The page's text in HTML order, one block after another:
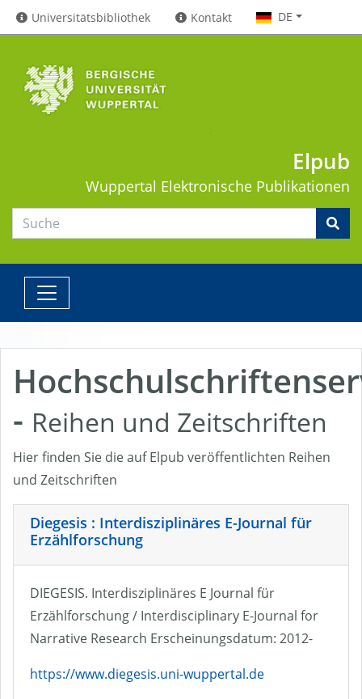
Universitätsbibliothek Kontakt DE
Elpub
Wuppertal Elektronische Publikationen
- Reihen und Zeitschriften
Hier finden Sie die auf Elpub veröffentlichten Reihen
und Zeitschriften
Diegesis : Interdisziplinäres E-Journal für
Erzählforschung
DIEGESIS. Interdisziplinäres E Journal für
Erzählforschung / Interdisciplinary E-Journal for
Narrative Research Erscheinungsdatum: 2012-
https://www.diegesis.uni-wuppertal.de